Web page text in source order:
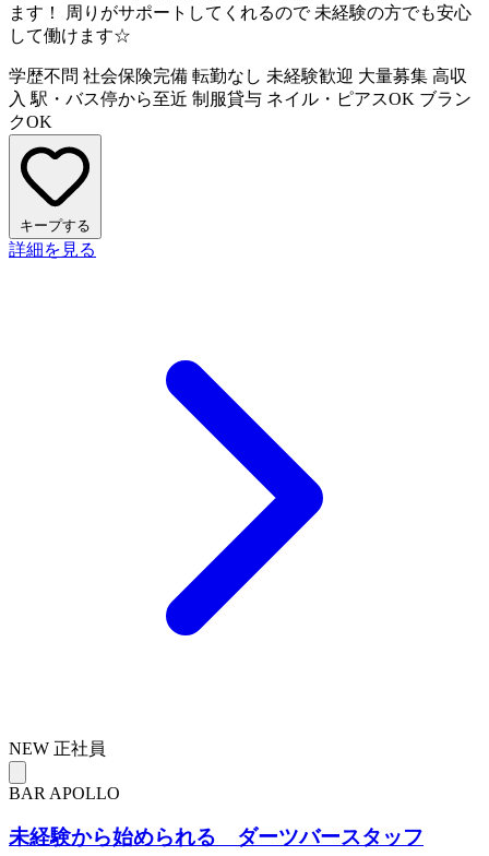
ます！ 周りがサポートしてくれるので 未経験の方でも安心
して働けます☆
学歴不問 社会保険完備 転勤なし 未経験歓迎 大量募集 高収
入 駅・バス停から至近 制服貸与 ネイル・ピアスOK ブラン
クOK
キープする
詳細を見る
NEW 正社員
BAR APOLLO
未経験から始められる ダーツバースタッフ